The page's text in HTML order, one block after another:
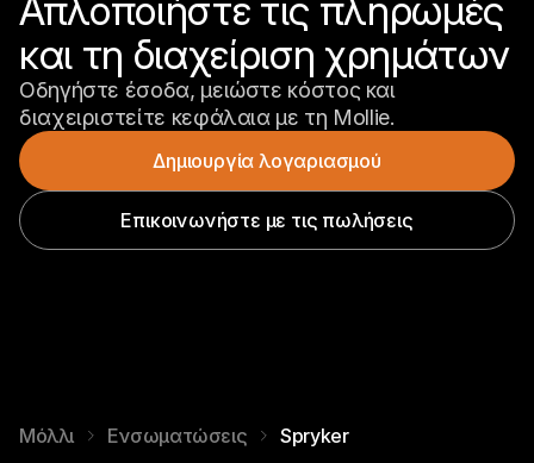
Απλοποιήστε τις πληρωμές
και τη διαχείριση χρημάτων
Οδηγήστε έσοδα, μειώστε κόστος και
διαχειριστείτε κεφάλαια με τη Mollie.
Δημιουργία λογαριασμού
Επικοινωνήστε με τις πωλήσεις
Μόλλι Ενσωματώσεις Spryker